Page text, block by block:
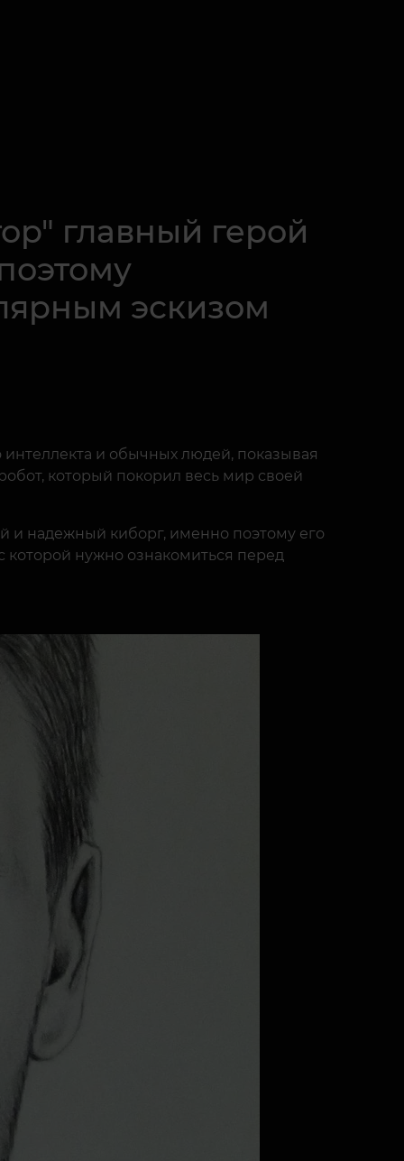
главный герой
эскизом
и обычных людей, показывая
который покорил весь мир своей
и надежный киборг, именно поэтому его
которой нужно ознакомиться перед